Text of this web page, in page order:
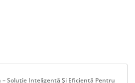
– Soluție Inteligentă Și Eficientă Pentru